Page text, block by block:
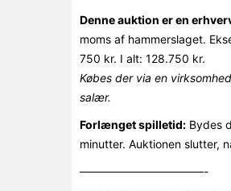
Denne auktion er en
moms af hammerslaget.
750 kr. I alt: 128.750 kr.
Købes der via en
salær.
Forlænget spilletid:Bydes
minutter. Auktionen slutter,
———————————-